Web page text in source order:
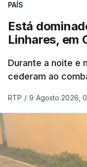
PAÍS
Está
Linhares, em
Durante a noite e
cederam ao
RTP / 9 Agosto 2026,